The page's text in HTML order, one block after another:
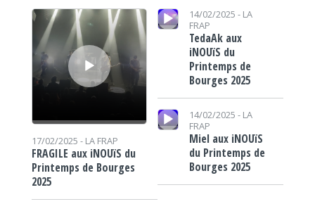
Lecteur audio
17/02/2025 - LA FRAP
FRAGILE aux iNOUïS du
Printemps de Bourges
2025
Lecteur audio 14/02/2025 - LA
FRAP
TedaAk aux
iNOUïS du
Printemps de
Bourges 2025
Lecteur audio
14/02/2025 - LA
FRAP
Miel aux iNOUïS
du Printemps de
Bourges 2025